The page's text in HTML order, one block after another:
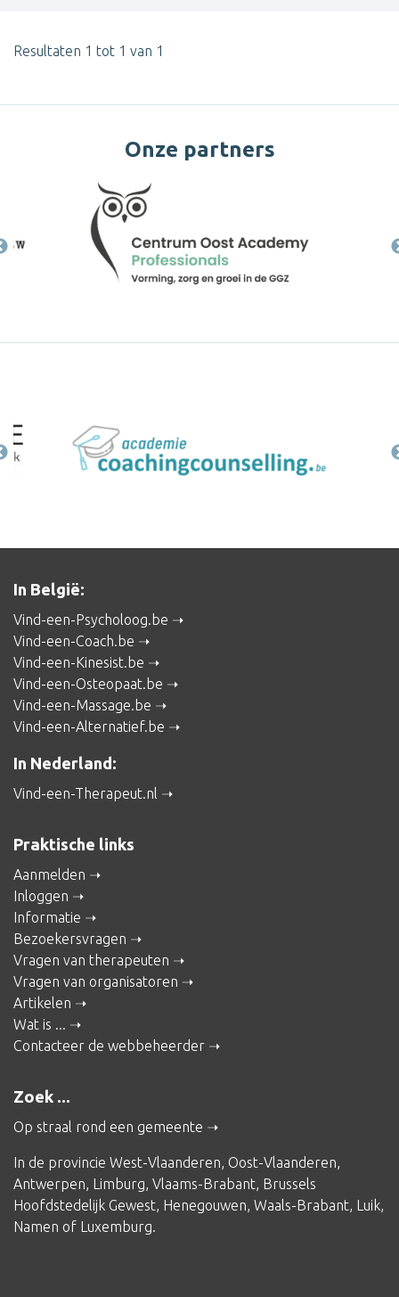
Resultaten 1 tot 1 van 1
Onze partners
In België:
Vind-een-Psycholoog.be
Vind-een-Coach.be
Vind-een-Kinesist.be
Vind-een-Osteopaat.be
Vind-een-Massage.be
Vind-een-Alternatief.be
In Nederland:
Vind-een-Therapeut.nl
Praktische links
Aanmelden
Inloggen
Informatie
Bezoekersvragen
Vragen van therapeuten
Vragen van organisatoren
Artikelen
Wat is ...
Contacteer de webbeheerder
Zoek ...
Op straal rond een gemeente
In de provincie West-Vlaanderen, Oost-Vlaanderen,
Antwerpen, Limburg, Vlaams-Brabant, Brussels
Hoofdstedelijk Gewest, Henegouwen, Waals-Brabant, Luik,
Namen of Luxemburg.